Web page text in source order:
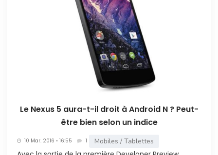
Le Nexus 5 aura-t-il droit à Android N ? Peut-
être bien selon un indice
10 Mar. 2016 • 16:55 1 Mobiles / Tablettes